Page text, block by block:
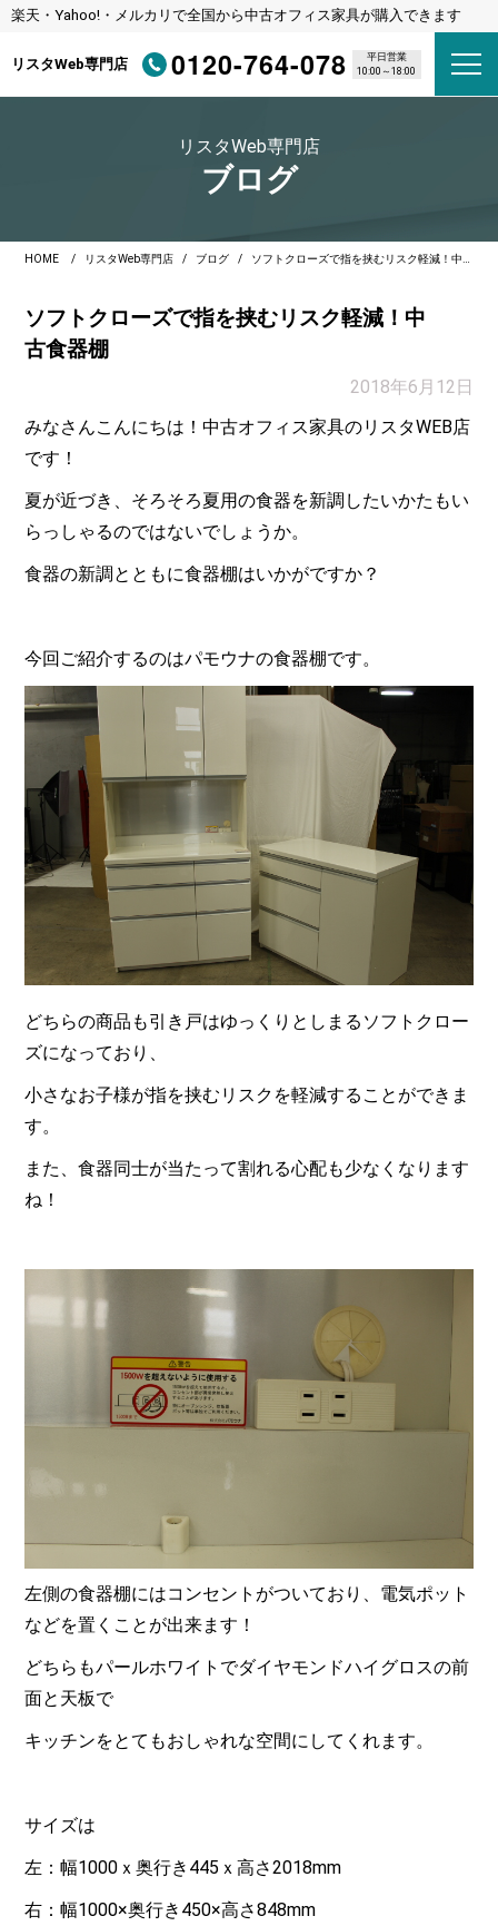
楽天・Yahoo!・メルカリで全国から中古オフィス家具が購入できます
リスタWeb専門店 0120-764-078
平日営業
10:00～18:00
リスタWeb専門店
ブログ
HOME リスタWeb専門店 ブログ ソフトクローズで指を挟むリスク軽減！中古食器棚
ソフトクローズで指を挟むリスク軽減！中
古食器棚
2018年6月12日
みなさんこんにちは！中古オフィス家具のリスタWEB店
です！
夏が近づき、そろそろ夏用の食器を新調したいかたもい
らっしゃるのではないでしょうか。
食器の新調とともに食器棚はいかがですか？
今回ご紹介するのはパモウナの食器棚です。
どちらの商品も引き戸はゆっくりとしまるソフトクロー
ズになっており、
小さなお子様が指を挟むリスクを軽減することができま
す。
また、食器同士が当たって割れる心配も少なくなります
ね！
左側の食器棚にはコンセントがついており、電気ポット
などを置くことが出来ます！
どちらもパールホワイトでダイヤモンドハイグロスの前
面と天板で
キッチンをとてもおしゃれな空間にしてくれます。
サイズは
左：幅1000ｘ奥行き445ｘ高さ2018mm
右：幅1000×奥行き450×高さ848mm